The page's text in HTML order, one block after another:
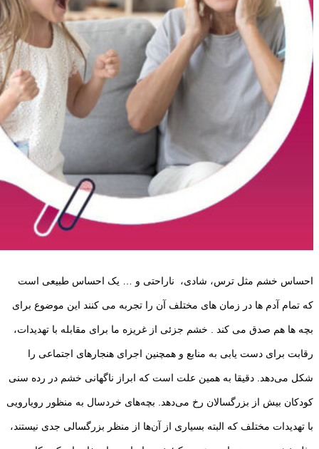
احساس خشم مثل ترس، شادی، ناراحتی و … یک احساس طبیعی است
که تمام آدم ها در زمان های مختلف آن را تجربه می کنند این موضوع برای
بچه ها هم صدق می کند . خشم جزئی از غریزه ما برای مقابله با تهدیدات،
رقابت برای دست یابی به منابع و همچنین اجرای هنجار‌های اجتماعی را
شکل می‌دهد. دقیقا به همین علت است که ابراز ناگهانی خشم در رده سنی
کودکان بیش از بزرگسالان رخ می‌دهد. بچه‌های خردسال به منظور رویارویی
با تهدیدات مختلف که البته بسیاری از آن‌ها از منظر بزرگسالی جدی نیستند،